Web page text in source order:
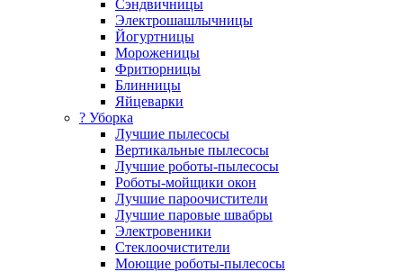
Сэндвичницы
Электрошашлычницы
Йогуртницы
Мороженицы
Фритюрницы
Блинницы
Яйцеварки
? Уборка
Лучшие пылесосы
Вертикальные пылесосы
Лучшие роботы-пылесосы
Роботы-мойщики окон
Лучшие пароочистители
Лучшие паровые швабры
Электровеники
Стеклоочистители
Моющие роботы-пылесосы